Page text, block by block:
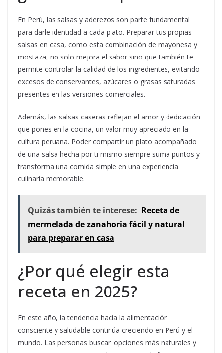
En Perú, las salsas y aderezos son parte fundamental
para darle identidad a cada plato. Preparar tus propias
salsas en casa, como esta combinación de mayonesa y
mostaza, no solo mejora el sabor sino que también te
permite controlar la calidad de los ingredientes, evitando
excesos de conservantes, azúcares o grasas saturadas
presentes en las versiones comerciales.
Además, las salsas caseras reflejan el amor y dedicación
que pones en la cocina, un valor muy apreciado en la
cultura peruana. Poder compartir un plato acompañado
de una salsa hecha por ti mismo siempre suma puntos y
transforma una comida simple en una experiencia
culinaria memorable.
Quizás también te interese: Receta de
mermelada de zanahoria fácil y natural
para preparar en casa
¿Por qué elegir esta
receta en 2025?
En este año, la tendencia hacia la alimentación
consciente y saludable continúa creciendo en Perú y el
mundo. Las personas buscan opciones más naturales y